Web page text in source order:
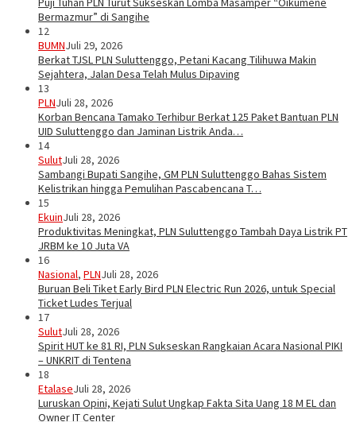
Bermazmur” di Sangihe
12
BUMNJuli 29, 2026
Berkat TJSL PLN Suluttenggo, Petani Kacang Tilihuwa Makin
Sejahtera, Jalan Desa Telah Mulus Dipaving
13
PLNJuli 28, 2026
Korban Bencana Tamako Terhibur Berkat 125 Paket Bantuan PLN
UID Suluttenggo dan Jaminan Listrik Anda…
14
SulutJuli 28, 2026
Sambangi Bupati Sangihe, GM PLN Suluttenggo Bahas Sistem
Kelistrikan hingga Pemulihan Pascabencana T…
15
EkuinJuli 28, 2026
Produktivitas Meningkat, PLN Suluttenggo Tambah Daya Listrik PT
JRBM ke 10 Juta VA
16
Nasional, PLNJuli 28, 2026
Buruan Beli Tiket Early Bird PLN Electric Run 2026, untuk Special
Ticket Ludes Terjual
17
SulutJuli 28, 2026
Spirit HUT ke 81 RI, PLN Sukseskan Rangkaian Acara Nasional PIKI
– UNKRIT di Tentena
18
EtalaseJuli 28, 2026
Luruskan Opini, Kejati Sulut Ungkap Fakta Sita Uang 18 M EL dan
Owner IT Center